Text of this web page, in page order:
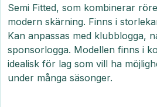
Semi Fitted, som kombinerar
modern skärning. Finns i
Kan anpassas med klubblogga,
sponsorlogga. Modellen finns i
idealisk för lag som vill ha
under många säsonger.